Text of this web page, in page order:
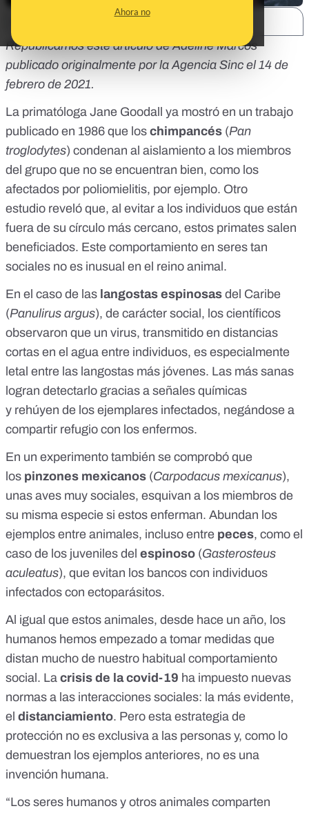
Ahora no
Republicamos este artículo deAdeline Marcos
publicado originalmente por la Agencia Sinc el 14 de
febrero de 2021.
La primatóloga Jane Goodall ya mostró en un trabajo
publicado en 1986 que los chimpancés (Pan
troglodytes) condenan al aislamiento a los miembros
del grupo que no se encuentran bien, como los
afectados por poliomielitis, por ejemplo. Otro
estudio reveló que, al evitar a los individuos que están
fuera de su círculo más cercano, estos primates salen
beneficiados. Este comportamiento en seres tan
sociales no es inusual en el reino animal.
En el caso de las langostas espinosas del Caribe
(Panulirus argus), de carácter social, los científicos
observaron que un virus, transmitido en distancias
cortas en el agua entre individuos, es especialmente
letal entre las langostas más jóvenes. Las más sanas
logran detectarlo gracias a señales químicas
y rehúyen de los ejemplares infectados, negándose a
compartir refugio con los enfermos.
En un experimento también se comprobó que
los pinzones mexicanos (Carpodacus mexicanus),
unas aves muy sociales, esquivan a los miembros de
su misma especie si estos enferman. Abundan los
ejemplos entre animales, incluso entre peces, como el
caso de los juveniles del espinoso (Gasterosteus
aculeatus), que evitan los bancos con individuos
infectados con ectoparásitos.
Al igual que estos animales, desde hace un año, los
humanos hemos empezado a tomar medidas que
distan mucho de nuestro habitual comportamiento
social. La crisis de la covid-19 ha impuesto nuevas
normas a las interacciones sociales: la más evidente,
el distanciamiento. Pero esta estrategia de
protección no es exclusiva a las personas y, como lo
demuestran los ejemplos anteriores, no es una
invención humana.
“Los seres humanos y otros animales comparten